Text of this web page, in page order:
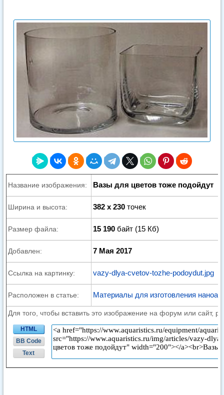
Название изображения: Вазы для цветов тоже подойдут
Ширина и высота: 382 x 230 точек
Размер файла: 15 190 байт (15 Кб)
Добавлен: 7 Мая 2017
Ссылка на картинку: vazy-dlya-cvetov-tozhe-podoydut.jpg
Расположен в статье: Материалы для изготовления
Для того, чтобы вставить это изображение на форум или сайт,
HTML
BB Code
Text